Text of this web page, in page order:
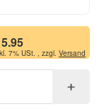
7% USt. , zzgl. Versand